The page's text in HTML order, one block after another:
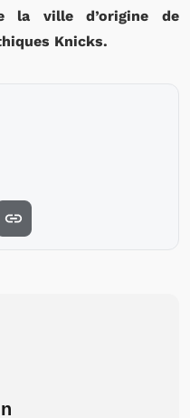
la ville d’origine de
Knicks.